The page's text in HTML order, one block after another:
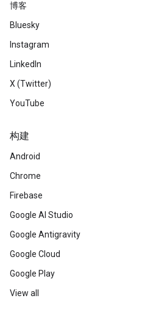
博客
Bluesky
Instagram
LinkedIn
X (Twitter)
YouTube
构建
Android
Chrome
Firebase
Google AI Studio
Google Antigravity
Google Cloud
Google Play
View all